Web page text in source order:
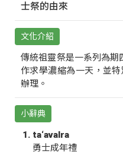
士祭的由來
文化介紹
傳統祖靈祭是一系列為
作求學濃縮為一天，並
辦理。
小辭典
ta‘avalra
勇士成年禮